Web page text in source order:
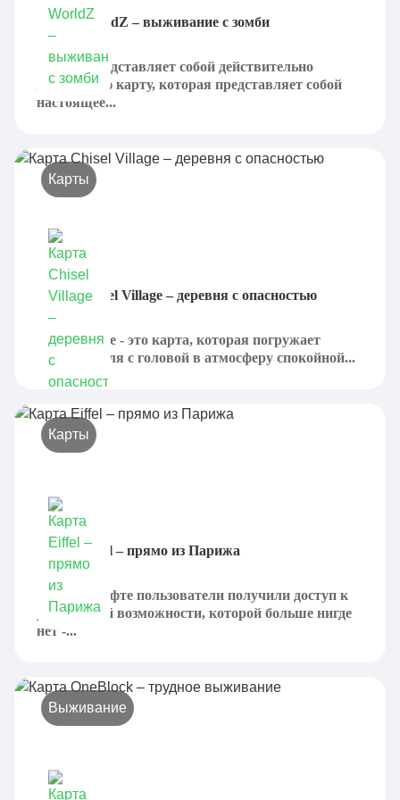
Карта WorldZ – выживание с зомби
WolrdZ представляет собой действительно
интересную карту, которая представляет собой
настоящее...
Карты
Карта Chisel Village – деревня с опасностью
Chisel village - это карта, которая погружает
пользователя с головой в атмосферу спокойной...
Карты
Карта Eiffel – прямо из Парижа
В Майнкрафте пользователи получили доступ к
уникальной возможности, которой больше нигде
нет -...
Выживание